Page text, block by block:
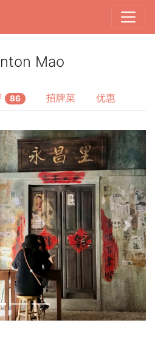
Mao
86 招牌菜 优惠
Next